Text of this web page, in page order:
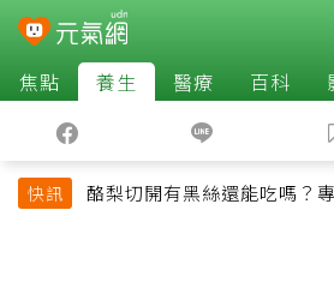
焦點 養生 醫療 百科
快訊
酪梨切開有黑絲還能吃嗎？